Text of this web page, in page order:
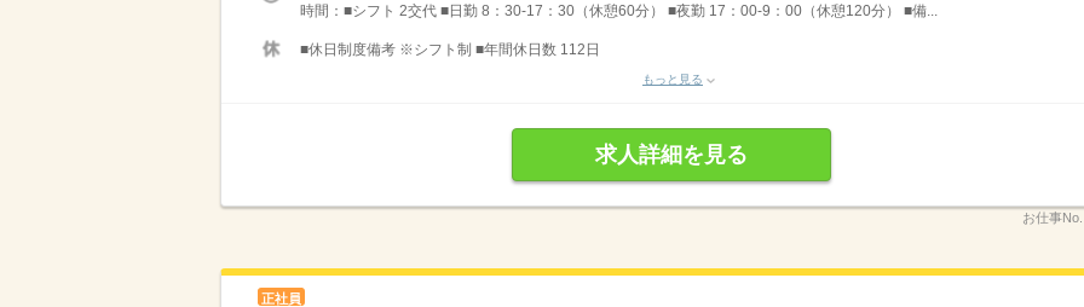
時間：■シフト 2交代 ■日勤 8：30-17：30（休憩60分） ■夜勤 17：00-9：00（休憩120分） ■備...
■休日制度備考 ※シフト制 ■年間休日数 112日
もっと見る
求人詳細を見る
お仕事No.
正社員